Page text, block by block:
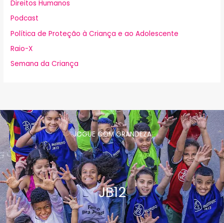
Direitos Humanos
Podcast
Política de Proteção à Criança e ao Adolescente
Raio-X
Semana da Criança
JOGUE COM GRANDEZA
JB12